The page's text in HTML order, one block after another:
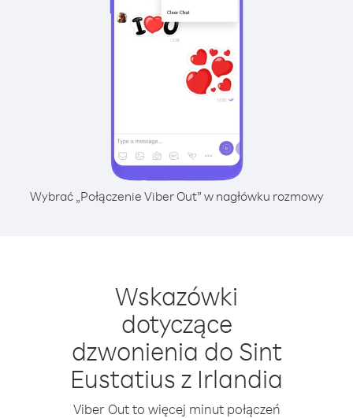
Wybrać „Połączenie Viber Out” w nagłówku rozmowy
Wskazówki
dotyczące
dzwonienia do Sint
Eustatius z Irlandia
Viber Out to więcej minut połączeń